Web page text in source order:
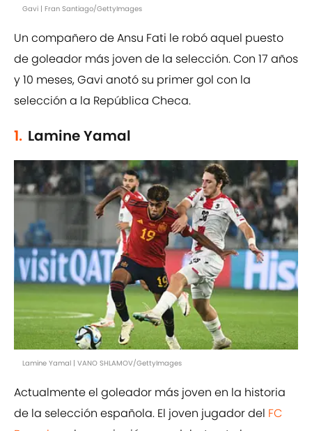
Gavi | Fran Santiago/GettyImages
Un compañero de Ansu Fati le robó aquel puesto
de goleador más joven de la selección. Con 17 años
y 10 meses, Gavi anotó su primer gol con la
selección a la República Checa.
1. Lamine Yamal
Lamine Yamal | VANO SHLAMOV/GettyImages
Actualmente el goleador más joven en la historia
de la selección española. El joven jugador del FC